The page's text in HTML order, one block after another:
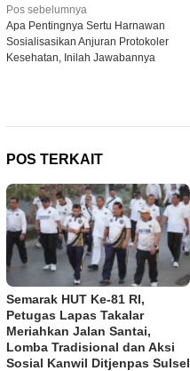
Navigasi
pos
Pos sebelumnya
Apa Pentingnya Sertu Harnawan
Sosialisasikan Anjuran Protokoler
Kesehatan, Inilah Jawabannya
POS TERKAIT
Semarak HUT Ke-81 RI,
Petugas Lapas Takalar
Meriahkan Jalan Santai,
Lomba Tradisional dan Aksi
Sosial Kanwil Ditjenpas Sulsel